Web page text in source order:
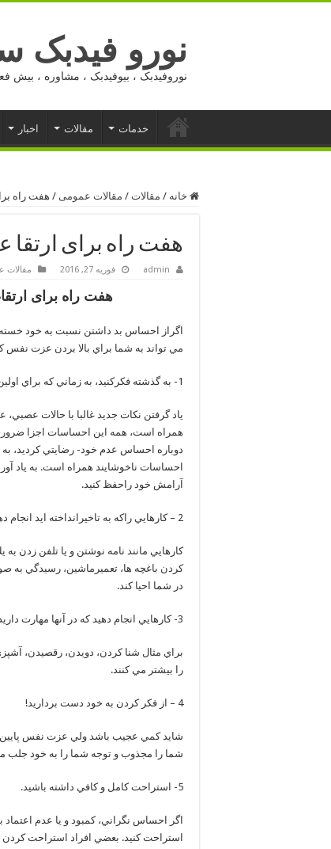
نورو فیدبک
نوروفیدبک ، بیوفیدبک ، مشاوره ، بیش
خدمات مقالات اخبار
خانه / مقالات / مقالات عمومی / هفت راه
هفت راه برای
admin فوریه 27, 2016 مقالات
هفت راه برای
مي تواند به شما براي بالا بردن عزت نفس
1- به گذشته فكركنيد، به زماني كه براي اولين بار كاري جديد و نو انجام داديد.
ياد گرفتن نكات جديد غالبا با حالات عصبي،
همراه است، همه اين احساسات اجزا ضروري
دوباره احساس عدم خود- رضايتي كرديد، به
احساسات ناخوشايند همراه است. به ياد
آرامش خود راحفظ كنيد.
2 – كارهايي راكه به تاخيرانداخته ايد انجام دهيد.
كارهايي مانند نامه نوشتن و يا تلفن زدن
كردن باغچه ها، تعميرماشين، رسيدگي به
در شما احيا كند.
3- كارهايي انجام دهيد كه در آنها مهارت داريد.
براي مثال شنا كردن، دويدن، رقصيدن،
را بيشتر مي كنند.
4 – از فكر كردن به خود دست برداريد!
شايد كمي عجيب باشد ولي عزت نفس پايين
شما را مجذوب و توجه شما را به خود جلب
5- استراحت كامل و كافي داشته باشيد.
اگر احساس نگراني، كمبود و يا عدم
استراحت كنيد. بعضي افراد استراحت كردن